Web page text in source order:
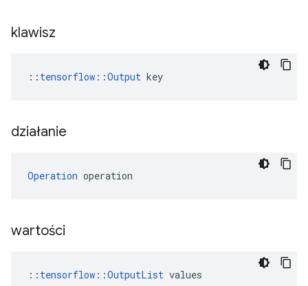
klawisz
:: tensorflow::Output key
działanie
Operation operation
wartości
:: tensorflow::OutputList values